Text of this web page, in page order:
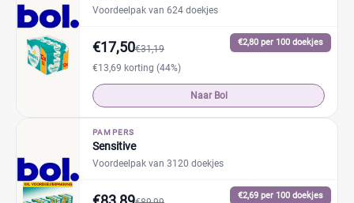
Voordeelpak van 624 doekjes
€2,80 per 100 doekjes
€17,50€31,19
€13,69 korting (44%)
Naar Bol
PAMPERS
Sensitive
Voordeelpak van 3120 doekjes
€2,69 per 100 doekjes